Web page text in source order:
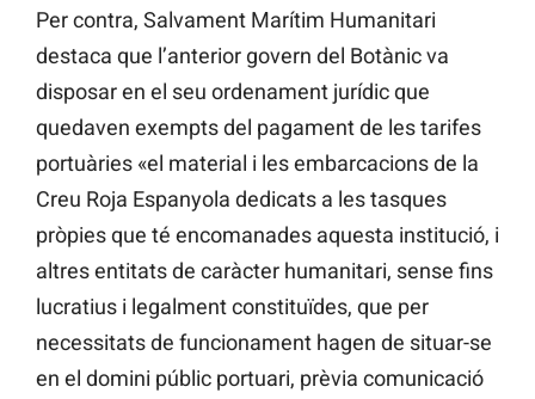
Per contra, Salvament Marítim Humanitari
destaca que l’anterior govern del Botànic va
disposar en el seu ordenament jurídic que
quedaven exempts del pagament de les tarifes
portuàries «el material i les embarcacions de la
Creu Roja Espanyola dedicats a les tasques
pròpies que té encomanades aquesta institució, i
altres entitats de caràcter humanitari, sense fins
lucratius i legalment constituïdes, que per
necessitats de funcionament hagen de situar-se
en el domini públic portuari, prèvia comunicació